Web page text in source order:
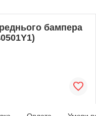
бампера